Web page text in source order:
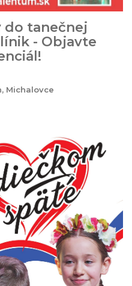
do tanečnej
- Objavte
Michalovce